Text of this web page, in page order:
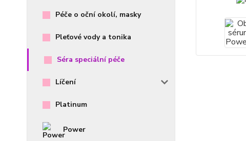
Péče o oční okolí, masky
Pleťové vody a tonika
Séra speciální péče
Líčení
Platinum
Power